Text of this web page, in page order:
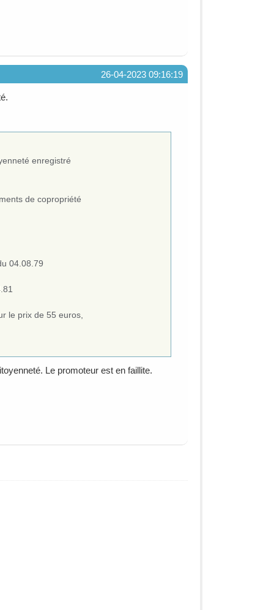
26-04-2023 09:16:19
enregistré
de copropriété
04.08.79
le prix de 55 euros,
Le promoteur est en faillite.